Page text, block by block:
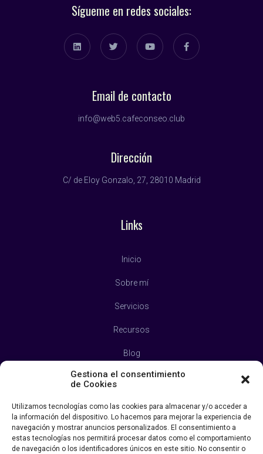
Gestiona el consentimiento
de Cookies
Utilizamos tecnologías como las cookies para almacenar y/o acceder a
la información del dispositivo. Lo hacemos para mejorar la experiencia de
navegación y mostrar anuncios personalizados. El consentimiento a
estas tecnologías nos permitirá procesar datos como el comportamiento
de navegación o los identificadores únicos en este sitio. No consentir o
Sígueme en redes sociales:
Email de contacto
info@web5.cafeconseo.club
Dirección
C/ de Eloy Gonzalo, 27, 28010 Madrid
Links
Inicio
Sobre mí
Servicios
Recursos
Blog
Contacto
Aviso Legal
Política de Cookies